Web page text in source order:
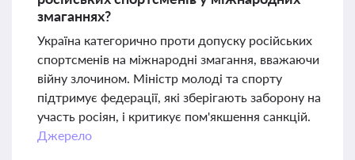
змаганнях?
Україна категорично проти допуску російських
спортсменів на міжнародні змагання, вважаючи
війну злочином. Міністр молоді та спорту
підтримує федерації, які зберігають заборону на
участь росіян, і критикує пом'якшення санкцій.
Джерело